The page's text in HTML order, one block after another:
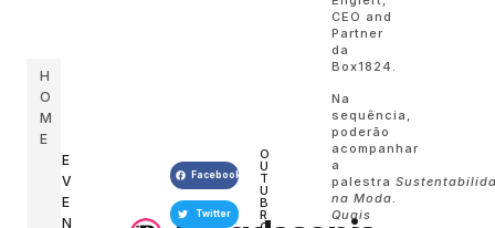
H
O
M
E
E
V
E
N
Facebook
Twitter
O
U
T
U
B
R
CEO and
Partner
da
Box1824.
Na
sequência,
poderão
acompanhar
a
palestra
na Moda.
Quais